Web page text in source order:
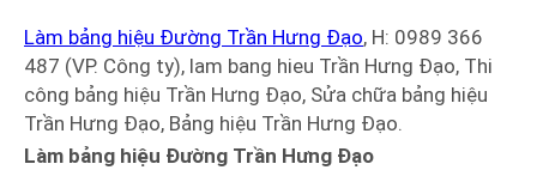
Làm bảng hiệu Đường Trần Hưng Đạo, H: 0989 366
487 (VP. Công ty), lam bang hieu Trần Hưng Đạo, Thi
công bảng hiệu Trần Hưng Đạo, Sửa chữa bảng hiệu
Trần Hưng Đạo, Bảng hiệu Trần Hưng Đạo.
Làm bảng hiệu Đường Trần Hưng Đạo